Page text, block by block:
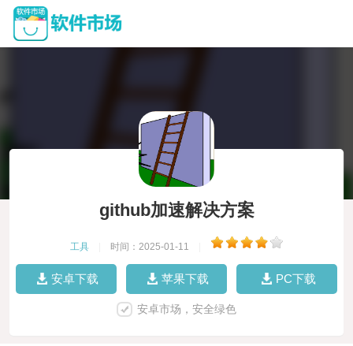
github加速解决方案
工具 时间：2025-01-11
安卓下载 苹果下载 PC下载
安卓市场，安全绿色